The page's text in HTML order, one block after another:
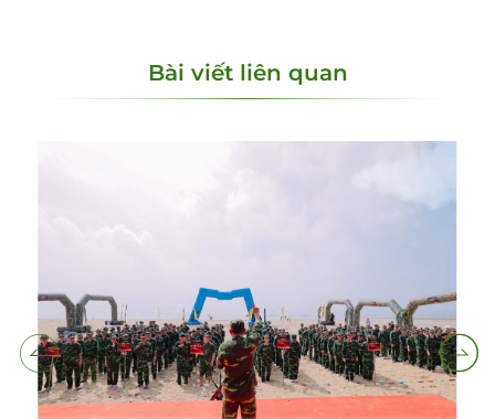
Bài viết liên quan